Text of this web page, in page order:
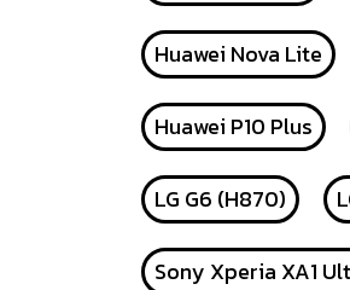
Huawei Nova Lite
Huawei P10 Plus
LG G6 (H870)
Sony Xperia XA1